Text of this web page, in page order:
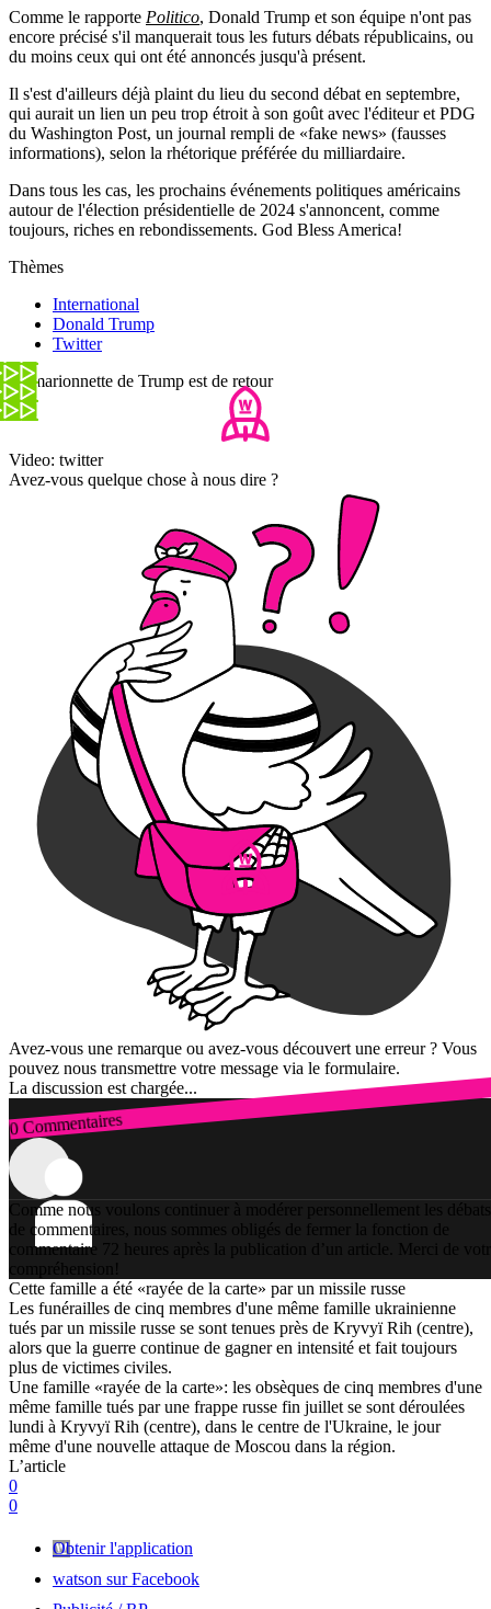
Comme le rapporte Politico, Donald Trump et son équipe n'ont pas
encore précisé s'il manquerait tous les futurs débats républicains, ou
du moins ceux qui ont été annoncés jusqu'à présent.
Il s'est d'ailleurs déjà plaint du lieu du second débat en septembre,
qui aurait un lien un peu trop étroit à son goût avec l'éditeur et PDG
du Washington Post, un journal rempli de «fake news» (fausses
informations), selon la rhétorique préférée du milliardaire.
Dans tous les cas, les prochains événements politiques américains
autour de l'élection présidentielle de 2024 s'annoncent, comme
toujours, riches en rebondissements. God Bless America!
Thèmes
International
Donald Trump
Twitter
La marionnette de Trump est de retour
Video: twitter
Avez-vous quelque chose à nous dire ?
Avez-vous une remarque ou avez-vous découvert une erreur ? Vous
pouvez nous transmettre votre message via le formulaire.
La discussion est chargée...
0 Commentaires
Connexion
Comme nous voulons continuer à modérer personnellement les débats
de commentaires, nous sommes obligés de fermer la fonction de
commentaire 72 heures après la publication d’un article. Merci de
compréhension!
Cette famille a été «rayée de la carte» par un missile russe
Les funérailles de cinq membres d'une même famille ukrainienne
tués par un missile russe se sont tenues près de Kryvyï Rih (centre),
alors que la guerre continue de gagner en intensité et fait toujours
plus de victimes civiles.
Une famille «rayée de la carte»: les obsèques de cinq membres d'une
même famille tués par une frappe russe fin juillet se sont déroulées
lundi à Kryvyï Rih (centre), dans le centre de l'Ukraine, le jour
même d'une nouvelle attaque de Moscou dans la région.
L’article
0
0
Obtenir l'application
watson sur Facebook